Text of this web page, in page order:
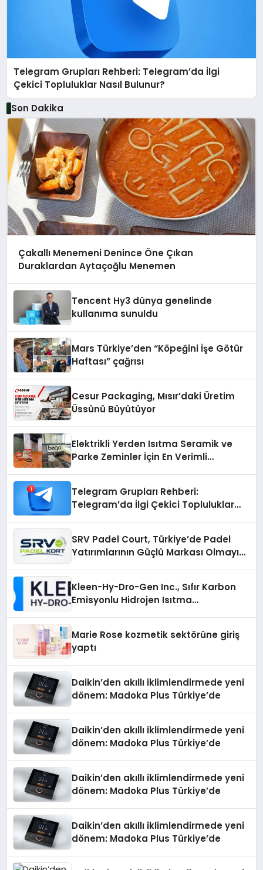
Telegram Grupları Rehberi: Telegram’da İlgi
Çekici Topluluklar Nasıl Bulunur?
Son Dakika
Çakallı Menemeni Denince Öne Çıkan
Duraklardan Aytaçoğlu Menemen
Tencent Hy3 dünya genelinde
kullanıma sunuldu
Mars Türkiye’den “Köpeğini İşe Götür
Haftası” çağrısı
Cesur Packaging, Mısır’daki Üretim
Üssünü Büyütüyor
Elektrikli Yerden Isıtma Seramik ve
Parke Zeminler İçin En Verimli
Telegram Grupları Rehberi:
Telegram’da İlgi Çekici Topluluklar
SRV Padel Court, Türkiye’de Padel
Yatırımlarının Güçlü Markası Olmayı
Kleen-Hy-Dro-Gen Inc., Sıfır Karbon
Emisyonlu Hidrojen Isıtma
Marie Rose kozmetik sektörüne giriş
yaptı
Daikin’den akıllı iklimlendirmede yeni
dönem: Madoka Plus Türkiye’de
Daikin’den akıllı iklimlendirmede yeni
dönem: Madoka Plus Türkiye’de
Daikin’den akıllı iklimlendirmede yeni
dönem: Madoka Plus Türkiye’de
Daikin’den akıllı iklimlendirmede yeni
dönem: Madoka Plus Türkiye’de